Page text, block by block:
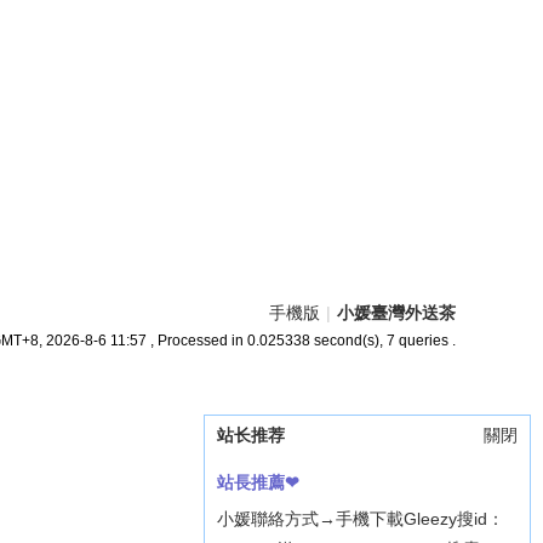
關閉
站长推荐
站長推薦❤
小媛聯絡方式→手機下載Gleezy搜id：
手機版 | 小媛臺灣外送茶
2026-8-6 11:57 , Processed in 0.025338 second(s), 7 queries .